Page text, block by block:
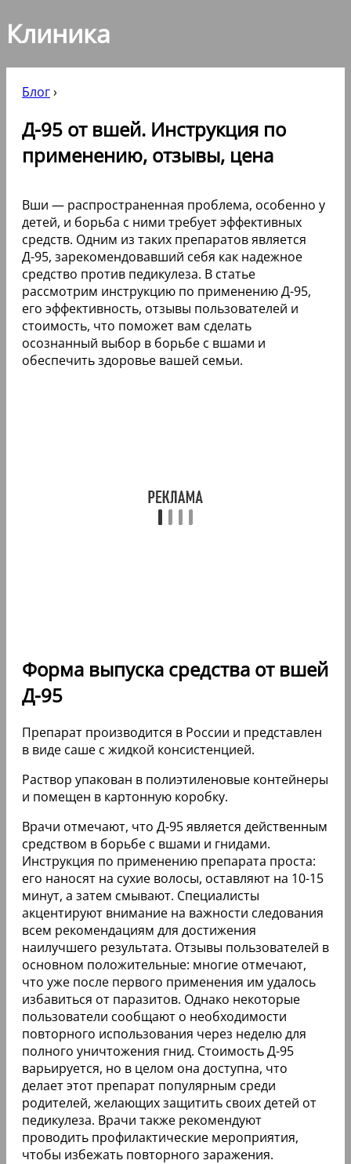
Клиника
Блог›
Д-95 от вшей. Инструкция по
применению, отзывы, цена
Вши — распространенная проблема, особенно у
детей, и борьба с ними требует эффективных
средств. Одним из таких препаратов является
Д-95, зарекомендовавший себя как надежное
средство против педикулеза. В статье
рассмотрим инструкцию по применению Д-95,
его эффективность, отзывы пользователей и
стоимость, что поможет вам сделать
осознанный выбор в борьбе с вшами и
обеспечить здоровье вашей семьи.
Форма выпуска средства от вшей
Д-95
Препарат производится в России и представлен
в виде саше с жидкой консистенцией.
Раствор упакован в полиэтиленовые контейнеры
и помещен в картонную коробку.
Врачи отмечают, что Д-95 является действенным
средством в борьбе с вшами и гнидами.
Инструкция по применению препарата проста:
его наносят на сухие волосы, оставляют на 10-15
минут, а затем смывают. Специалисты
акцентируют внимание на важности следования
всем рекомендациям для достижения
наилучшего результата. Отзывы пользователей в
основном положительные: многие отмечают,
что уже после первого применения им удалось
избавиться от паразитов. Однако некоторые
пользователи сообщают о необходимости
повторного использования через неделю для
полного уничтожения гнид. Стоимость Д-95
варьируется, но в целом она доступна, что
делает этот препарат популярным среди
родителей, желающих защитить своих детей от
педикулеза. Врачи также рекомендуют
проводить профилактические мероприятия,
чтобы избежать повторного заражения.